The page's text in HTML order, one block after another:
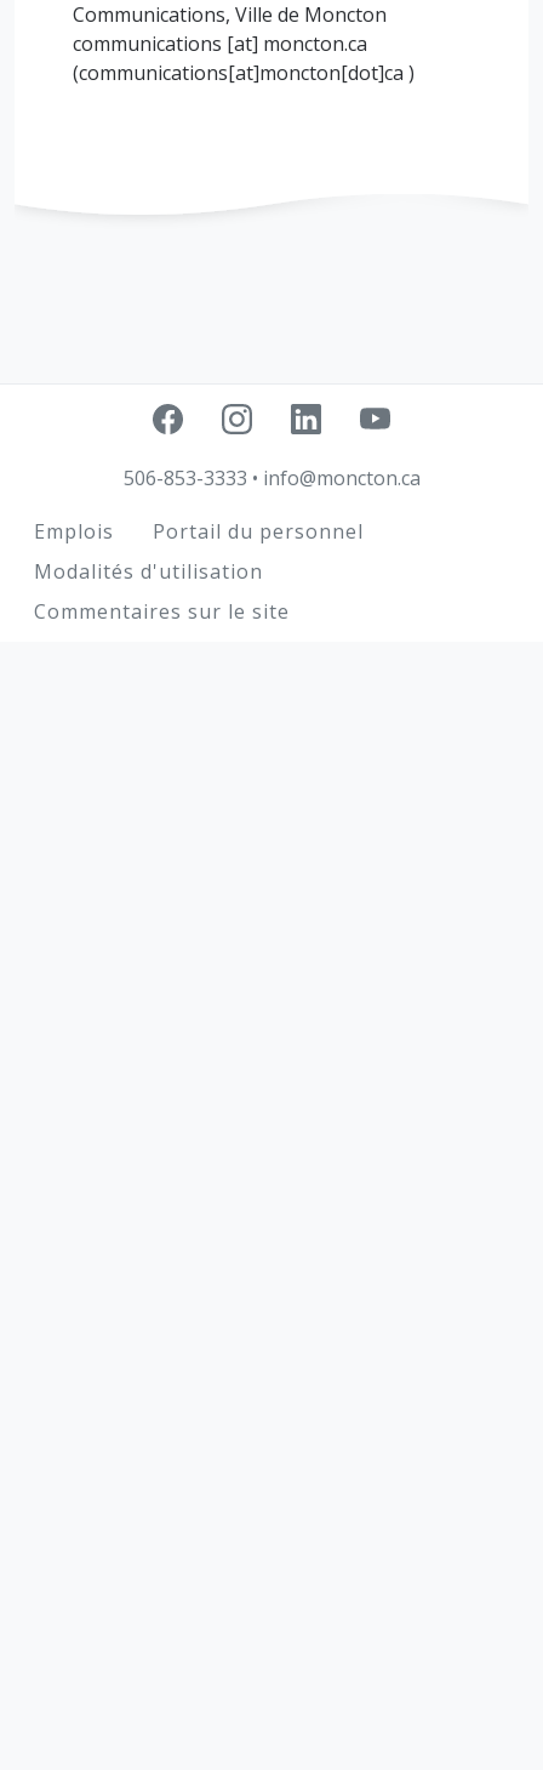
Communications, Ville de Moncton
communications [at] moncton.ca
(communications[at]moncton[dot]ca )
506-853-3333 • info@moncton.ca
Footer
Emplois
Portail du personnel
Modalités d'utilisation
Commentaires sur le site